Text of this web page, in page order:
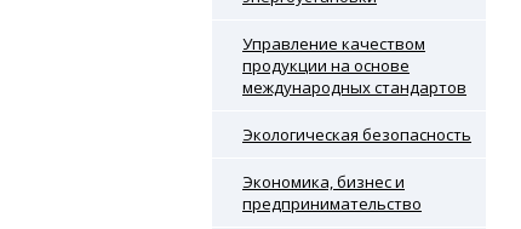
Управление качеством
продукции на основе
международных стандартов
Экологическая безопасность
Экономика, бизнес и
предпринимательство